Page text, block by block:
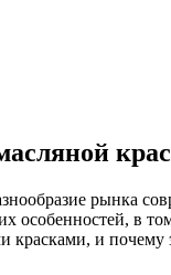
рынка
особенностей, в
красками, и почему